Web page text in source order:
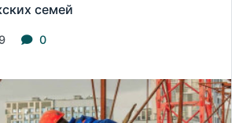
семей
0